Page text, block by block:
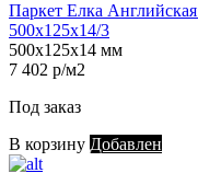
Паркет Елка
500х125х14/3
500х125х14 мм
7 402 р/м2
Под заказ
В корзину Добавлен